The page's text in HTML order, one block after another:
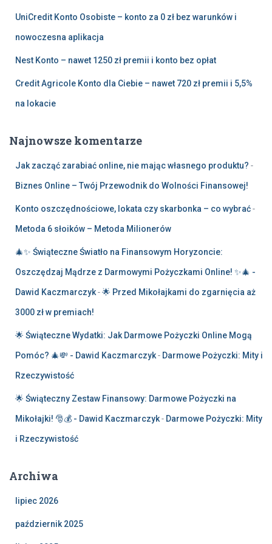
UniCredit Konto Osobiste – konto za 0 zł bez warunków i
nowoczesna aplikacja
Nest Konto – nawet 1250 zł premii i konto bez opłat
Credit Agricole Konto dla Ciebie – nawet 720 zł premii i 5,5%
na lokacie
Najnowsze komentarze
Jak zacząć zarabiać online, nie mając własnego produktu? -
Biznes Online – Twój Przewodnik do Wolności Finansowej!
Konto oszczędnościowe, lokata czy skarbonka – co wybrać-
Metoda 6 słoików – Metoda Milionerów
🎄✨ Świąteczne Światło na Finansowym Horyzoncie:
Oszczędzaj Mądrze z Darmowymi Pożyczkami Online! ✨🎄 -
Dawid Kaczmarczyk-🌟 Przed Mikołajkami do zgarnięcia aż
3000 zł w premiach!
🌟 Świąteczne Wydatki: Jak Darmowe Pożyczki Online Mogą
Pomóc? 🎄💸 - Dawid Kaczmarczyk- Darmowe Pożyczki: Mity i
Rzeczywistość
🌟 Świąteczny Zestaw Finansowy: Darmowe Pożyczki na
Mikołajki! 🎅💰 - Dawid Kaczmarczyk- Darmowe Pożyczki: Mity
i Rzeczywistość
Archiwa
lipiec 2026
październik 2025